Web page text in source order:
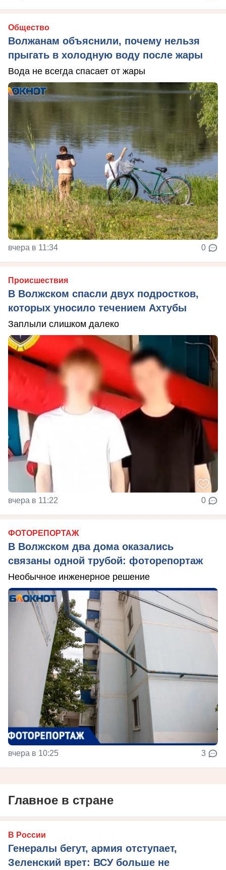
Общество
Волжанам объяснили, почему нельзя
прыгать в холодную воду после жары
Вода не всегда спасает от жары
вчера в 11:34 0
Происшествия
В Волжском спасли двух подростков,
которых уносило течением Ахтубы
Заплыли слишком далеко
вчера в 11:22 0
ФОТОРЕПОРТАЖ
В Волжском два дома оказались
связаны одной трубой: фоторепортаж
Необычное инженерное решение
вчера в 10:25 3
Главное в стране
В России
Генералы бегут, армия отступает,
Зеленский врет: ВСУ больше не